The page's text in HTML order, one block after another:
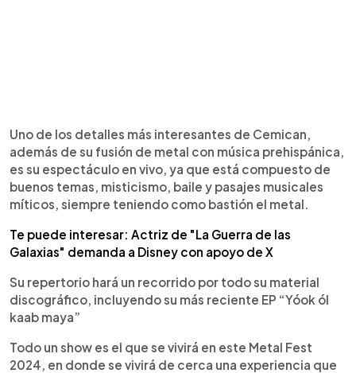
Uno de los detalles más interesantes de Cemican,
además de su fusión de metal con música prehispánica,
es su espectáculo en vivo, ya que está compuesto de
buenos temas, misticismo, baile y pasajes musicales
míticos, siempre teniendo como bastión el metal.
Te puede interesar: Actriz de "La Guerra de las
Galaxias" demanda a Disney con apoyo de X
Su repertorio hará un recorrido por todo su material
discográfico, incluyendo su más reciente EP “Yóok ól
kaab maya”
Todo un show es el que se vivirá en este Metal Fest
2024, en donde se vivirá de cerca una experiencia que